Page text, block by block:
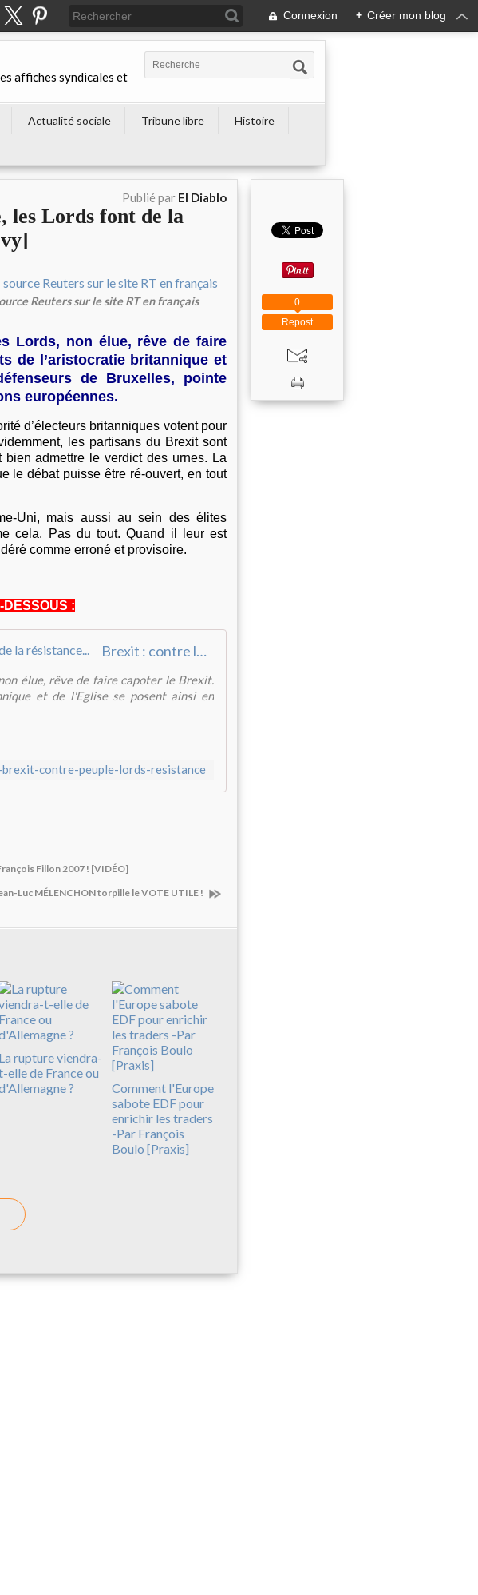
Connexion + Créer mon blog
affiches syndicales et
Actualité sociale Tribune libre
Histoire
Publié par El Diablo
les Lords font de la
Reuters sur le site RT en français
Lords, non élue, rêve de faire
de l’aristocratie britannique et
de Bruxelles, pointe
européennes.
d’électeurs britanniques votent pour
les partisans du Brexit sont
admettre le verdict des urnes. La
le débat puisse être ré-ouvert, en tout
Uni, mais aussi au sein des élites
cela. Pas du tout. Quand il leur est
comme erroné et provisoire.
DESSOUS :
Brexit : contre le peuple, les Lords font de la résistance...
élue, rêve de faire capoter le Brexit.
et de l'Eglise se posent ainsi en
contre-peuple-lords-resistance
Fillon 2007 ! [VIDÉO]
Luc MÉLENCHON torpille le VOTE UTILE !
La rupture viendra-
elle de France ou
?
Comment l'Europe
sabote EDF pour
enrichir les traders
-Par François
Boulo [Praxis]
Repost
0